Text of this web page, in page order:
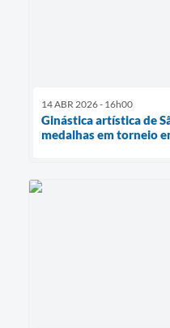
14 ABR 2026 - 16h00
Ginástica artística de
medalhas em torneio